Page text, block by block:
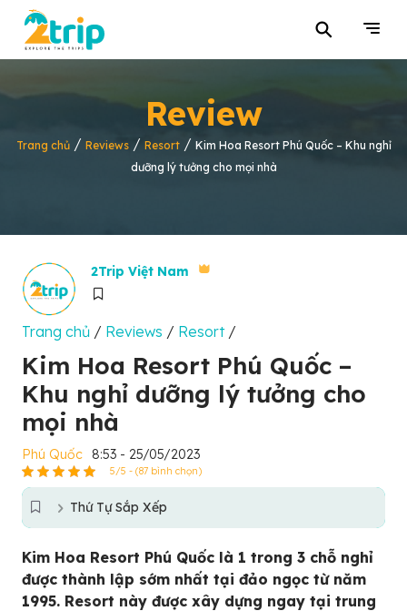
⚲
Review
Trang chủ/ Reviews/ Resort/ Kim Hoa Resort Phú Quốc – Khu nghỉ
dưỡng lý tưởng cho mọi nhà
2Trip Việt Nam
Trang chủ / Reviews / Resort/
Kim Hoa Resort Phú Quốc –
Khu nghỉ dưỡng lý tưởng cho
mọi nhà
Phú Quốc 8:53 - 25/05/2023
5/5 - (87 bình chọn)
Thứ Tự Sắp Xếp
Kim Hoa Resort Phú Quốc là 1 trong 3 chỗ nghỉ
được thành lập sớm nhất tại đảo ngọc từ năm
1995. Resort này được xây dựng ngay tại trung